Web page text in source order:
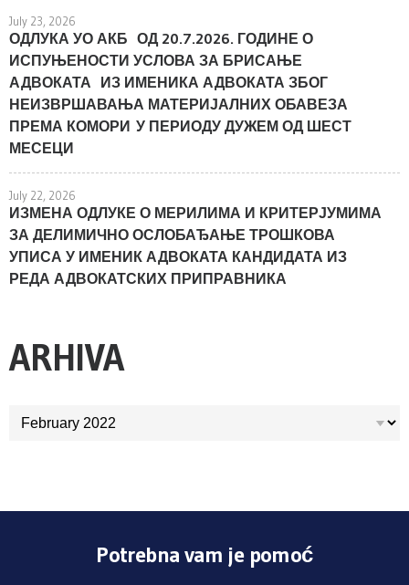
July 23, 2026
ОДЛУКА УО АКБ ОД 20.7.2026. ГОДИНЕ О
ИСПУЊЕНОСТИ УСЛОВА ЗА БРИСАЊЕ
АДВОКАТА ИЗ ИМЕНИКА АДВОКАТА ЗБОГ
НЕИЗВРШАВАЊА МАТЕРИЈАЛНИХ ОБАВЕЗА
ПРЕМА КОМОРИ У ПЕРИОДУ ДУЖЕМ ОД ШЕСТ
МЕСЕЦИ
July 22, 2026
ИЗМЕНА ОДЛУКЕ О МЕРИЛИМА И КРИТЕРЈУМИМА
ЗА ДЕЛИМИЧНО ОСЛОБАЂАЊЕ ТРОШКОВА
УПИСА У ИМЕНИК АДВОКАТА КАНДИДАТА ИЗ
РЕДА АДВОКАТСКИХ ПРИПРАВНИКА
ARHIVA
ARHIVA
Potrebna vam je pomoć